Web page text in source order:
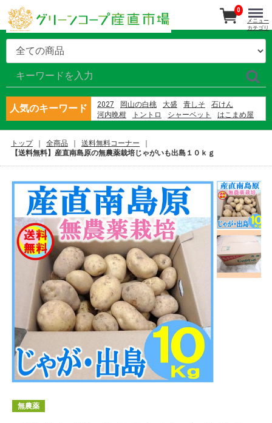
人気のキーワード 2027 岡山の白桃 大盛 青しそ
石けん
河内晩柑
トントロ シャーベット
はこまめ屋
村上園 新茶
0
メニュー
カテゴリ
トップ 全商品
送料無料コーナー
【送料無料】産直南島原の無農薬栽培じゃがいも出島１０ｋｇ
無農薬